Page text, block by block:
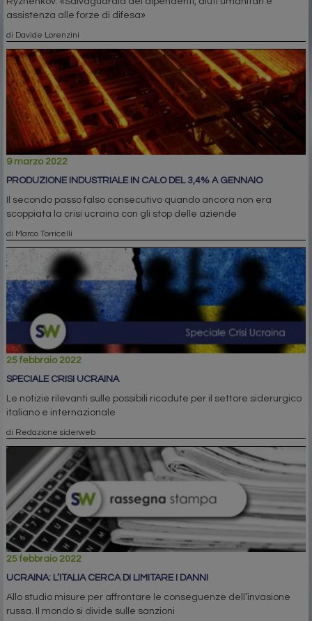
assistenza alle forze di difesa»
di Davide Lorenzini
9 marzo 2022
PRODUZIONE INDUSTRIALE IN CALO DEL 3,4% A GENNAIO
Il secondo passo falso consecutivo quando ancora non era
scoppiata la crisi ucraina con gli stop delle aziende
di Marco Torricelli
25 febbraio 2022
SPECIALE CRISI UCRAINA
Le notizie rilevanti sulle possibili ricadute per il settore siderurgico
italiano e internazionale
di Redazione siderweb
25 febbraio 2022
UCRAINA: L’ITALIA CERCA DI LIMITARE I DANNI
Allo studio misure per affrontare le conseguenze dell’invasione
russa. Il mondo si divide sulle sanzioni